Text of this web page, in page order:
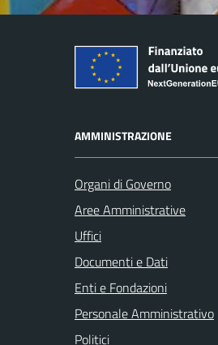
AMMINISTRAZIONE
Organi di Governo
Aree Amministrative
Uffici
Documenti e Dati
Enti e Fondazioni
Personale Amministrativo
Politici